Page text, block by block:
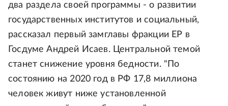
два раздела своей программы - о развитии
государственных институтов и социальный,
рассказал первый замглавы фракции ЕР в
Госдуме Андрей Исаев. Центральной темой
станет снижение уровня бедности. "По
состоянию на 2020 год в РФ 17,8 миллиона
человек живут ниже установленной